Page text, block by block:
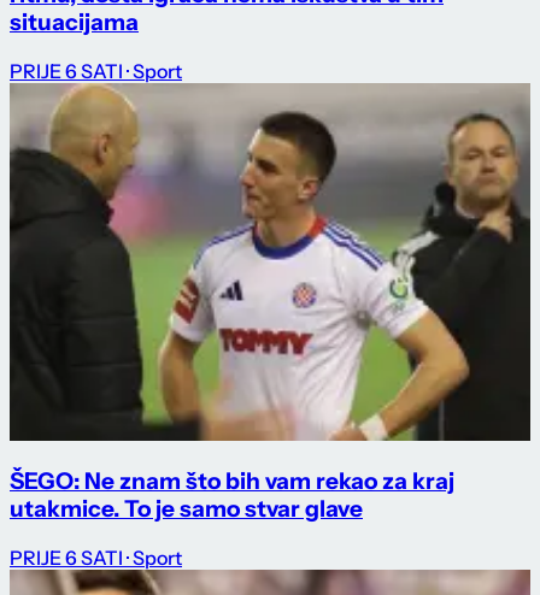
situacijama
PRIJE 6 SATI · Sport
ŠEGO: Ne znam što bih vam rekao za kraj
utakmice. To je samo stvar glave
PRIJE 6 SATI · Sport